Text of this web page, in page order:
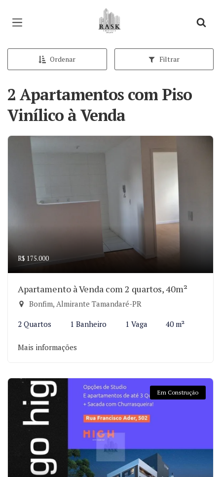
Página inicial
Ordenar Filtrar
2 Apartamentos com Piso
Vinílico à Venda
R$ 175.000
Apartamento à Venda com 2 quartos, 40m²
Bonfim, Almirante Tamandaré-PR
2 Quartos 1 Banheiro 1 Vaga 40 m²
Mais informações
Em Construção